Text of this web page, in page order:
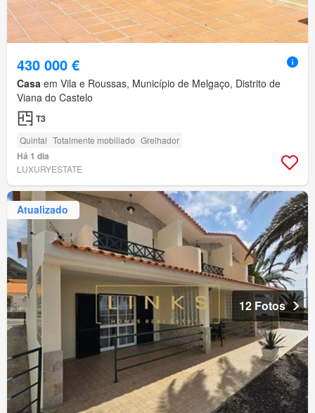
430 000 €
Casa em Vila e Roussas, Município de Melgaço, Distrito de
Viana do Castelo
T3
Quintal Totalmente mobiliado Grelhador
Há 1 dia
LUXURYESTATE
Atualizado
12 Fotos